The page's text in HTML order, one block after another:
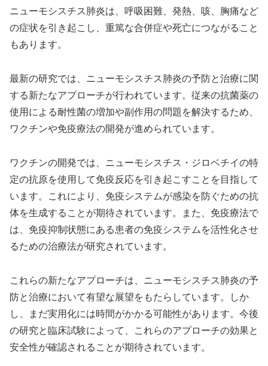
ニューモシスチス肺炎は、呼吸困難、発熱、咳、胸痛など
の症状を引き起こし、重篤な合併症や死亡につながること
もあります。
最新の研究では、ニューモシスチス肺炎の予防と治療に関
する新たなアプローチが行われています。従来の抗菌薬の
使用による耐性菌の増加や副作用の問題を解決するため、
ワクチンや免疫療法の開発が進められています。
ワクチンの開発では、ニューモシスチス・ジロベチイの特
定の抗原を使用して免疫反応を引き起こすことを目指して
います。これにより、免疫システムが感染を防ぐための抗
体を生成することが期待されています。また、免疫療法で
は、免疫抑制状態にある患者の免疫システムを活性化させ
るための治療法が研究されています。
これらの新たなアプローチは、ニューモシスチス肺炎の予
防と治療において有望な展望をもたらしています。しか
し、まだ実用化には時間がかかる可能性があります。今後
の研究と臨床試験によって、これらのアプローチの効果と
安全性が確認されることが期待されています。